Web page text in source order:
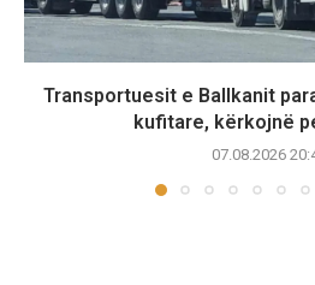
Transportuesit e Ballkanit
kufitare, kërkojnë
07.08.2026